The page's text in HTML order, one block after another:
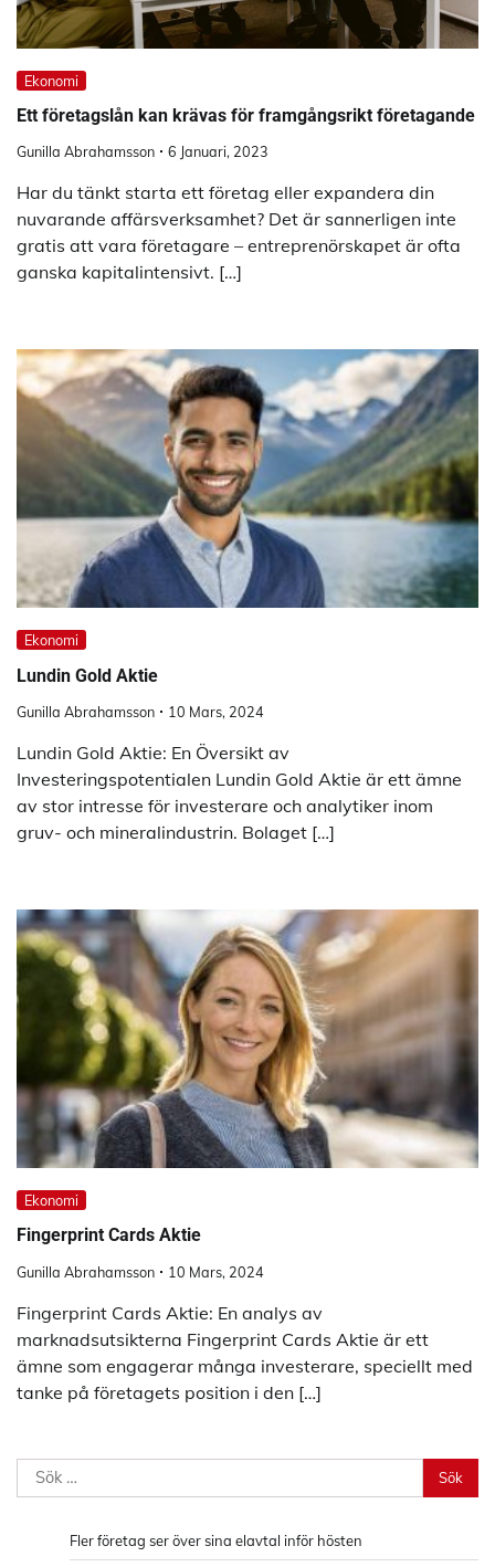
Ekonomi
Ett företagslån kan krävas för framgångsrikt företagande
Gunilla Abrahamsson 6 Januari, 2023
Har du tänkt starta ett företag eller expandera din
nuvarande affärsverksamhet? Det är sannerligen inte
gratis att vara företagare – entreprenörskapet är ofta
ganska kapitalintensivt. […]
Ekonomi
Lundin Gold Aktie
Gunilla Abrahamsson 10 Mars, 2024
Lundin Gold Aktie: En Översikt av
Investeringspotentialen Lundin Gold Aktie är ett ämne
av stor intresse för investerare och analytiker inom
gruv- och mineralindustrin. Bolaget […]
Ekonomi
Fingerprint Cards Aktie
Gunilla Abrahamsson 10 Mars, 2024
Fingerprint Cards Aktie: En analys av
marknadsutsikterna Fingerprint Cards Aktie är ett
ämne som engagerar många investerare, speciellt med
tanke på företagets position i den […]
Sök
efter:
Fler företag ser över sina elavtal inför hösten